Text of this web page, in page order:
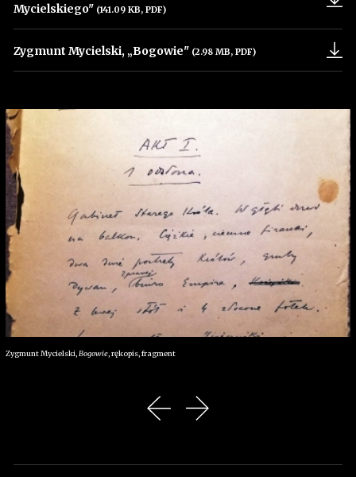
Mycielskiego" (141.09 KB, PDF)
Zygmunt Mycielski, „Bogowie" (2.98 MB, PDF)
Zygmunt Mycielski,Bogowie, rękopis, fragment
poprzedni slajdnastępny slajd